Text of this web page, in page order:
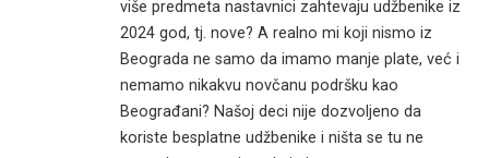
više predmeta nastavnici zahtevaju udžbenike iz
2024 god, tj. nove? A realno mi koji nismo iz
Beograda ne samo da imamo manje plate, već i
nemamo nikakvu novčanu podršku kao
Beograđani? Našoj deci nije dozvoljeno da
koriste besplatne udžbenike i ništa se tu ne